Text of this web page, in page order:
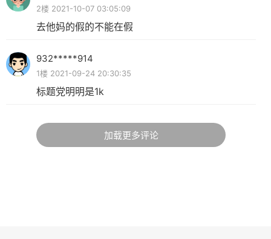
2楼 2021-10-07 03:05:09
去他妈的假的不能在假
932*****914
1楼 2021-09-24 20:30:35
标题党明明是1k
加载更多评论